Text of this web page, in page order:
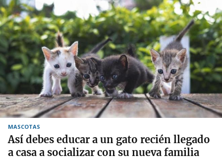
MASCOTAS
Así debes educar a un gato recién llegado
a casa a socializar con su nueva familia